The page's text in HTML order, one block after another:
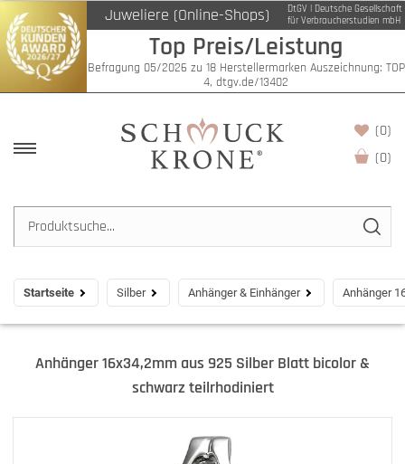
Juweliere (Online-Shops)
DtGV | Deutsche Gesellschaft
für Verbraucherstudien mbH
Top Preis/Leistung
Befragung 05/2026 zu 18 Herstellermarken Auszeichnung: TOP
4, dtgv.de/13402
(0)
(0)
Startseite Silber Anhänger & Einhänger Anhänger
Anhänger 16x34,2mm aus 925 Silber Blatt bicolor &
schwarz teilrhodiniert